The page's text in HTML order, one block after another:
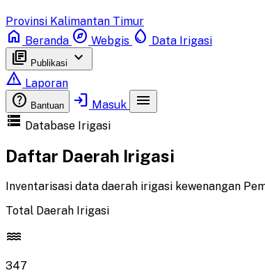
Provinsi Kalimantan Timur
home Beranda explore Webgis water_drop Data Irigasi
library_books Publikasi
keyboard_arrow_down
report_problem Laporan
help Bantuan login Masuk
menu
storage Database Irigasi
Daftar Daerah Irigasi
Inventarisasi data daerah irigasi kewenangan
Total Daerah Irigasi
water
347